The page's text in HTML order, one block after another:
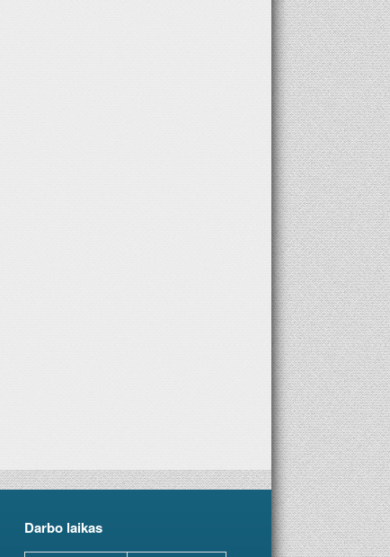
Darbo laikas